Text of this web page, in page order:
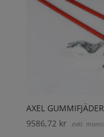
AXEL GUMMIFJÄDER
9586,72 kr exkl. moms